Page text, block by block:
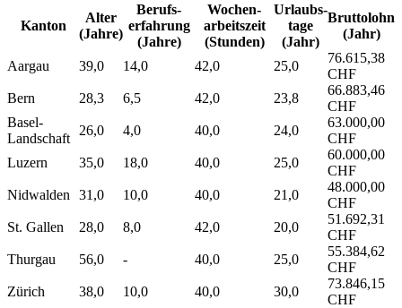
Kanton
Alter
(Jahre)
Berufs­
erfahrung
(Jahre)
Wochen­
arbeitszeit
(Stunden)
Urlaubs­
tage
(Jahr)
Bruttolohn
(Jahr)
Aargau 39,0 14,0 42,0 25,0
76.615,38
CHF
Bern
28,3 6,5 42,0 23,8
66.883,46
CHF
Basel-
Landschaft
26,0 4,0 40,0 24,0
63.000,00
CHF
Luzern
35,0 18,0 40,0 25,0
60.000,00
CHF
Nidwalden
31,0 10,0 40,0 21,0
48.000,00
CHF
St. Gallen
28,0 8,0 42,0 20,0
51.692,31
CHF
Thurgau
56,0 - 40,0 25,0
55.384,62
CHF
Zürich
38,0 10,0 40,0 30,0
73.846,15
CHF